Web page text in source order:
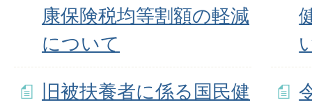
康保険税均等割額の軽減
について
旧被扶養者に係る国民健